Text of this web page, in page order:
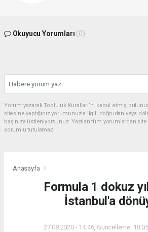
Okuyucu Yorumları (0)
Yorum yazarak Topluluk Kuralları’nı kabul etmiş
sitesine yaptığınız yorumunuzla ilgili doğrudan veya
başınıza üstleniyorsunuz. Yazılan tüm yorumlardan
sorumlu tutulamaz.
Anasayfa
Formula 1 dokuz
İstanbul'a
27.08.2020 - 14:46, Güncelleme: